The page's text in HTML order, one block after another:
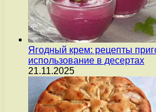
Ягодный крем: рецепты
использование в десертах
21.11.2025